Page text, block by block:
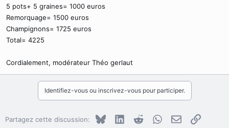
5 pots+ 5 graines= 1000 euros
Remorquage= 1500 euros
Champignons= 1725 euros
Total= 4225
Cordialement, modérateur Théo gerlaut
Identifiez-vous ou inscrivez-vous pour participer.
Partagez cette discussion: Bluesky LinkedInRedditWhatsApp
E-mailCopier